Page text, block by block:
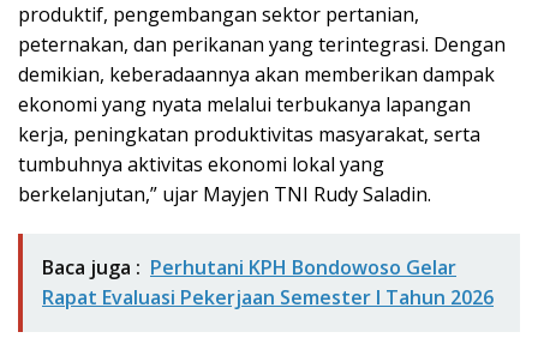
produktif, pengembangan sektor pertanian,
peternakan, dan perikanan yang terintegrasi. Dengan
demikian, keberadaannya akan memberikan dampak
ekonomi yang nyata melalui terbukanya lapangan
kerja, peningkatan produktivitas masyarakat, serta
tumbuhnya aktivitas ekonomi lokal yang
berkelanjutan,” ujar Mayjen TNI Rudy Saladin.
Baca juga : Perhutani KPH Bondowoso Gelar
Rapat Evaluasi Pekerjaan Semester I Tahun 2026